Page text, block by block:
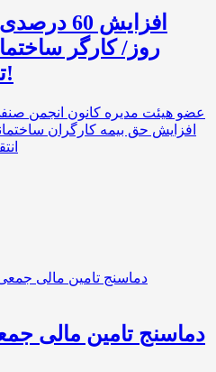
روز/ کارگر
تامین اجتماعی نیست!
عضو هیئت مدیره کانون انجمن
افزایش حق بیمه کارگران